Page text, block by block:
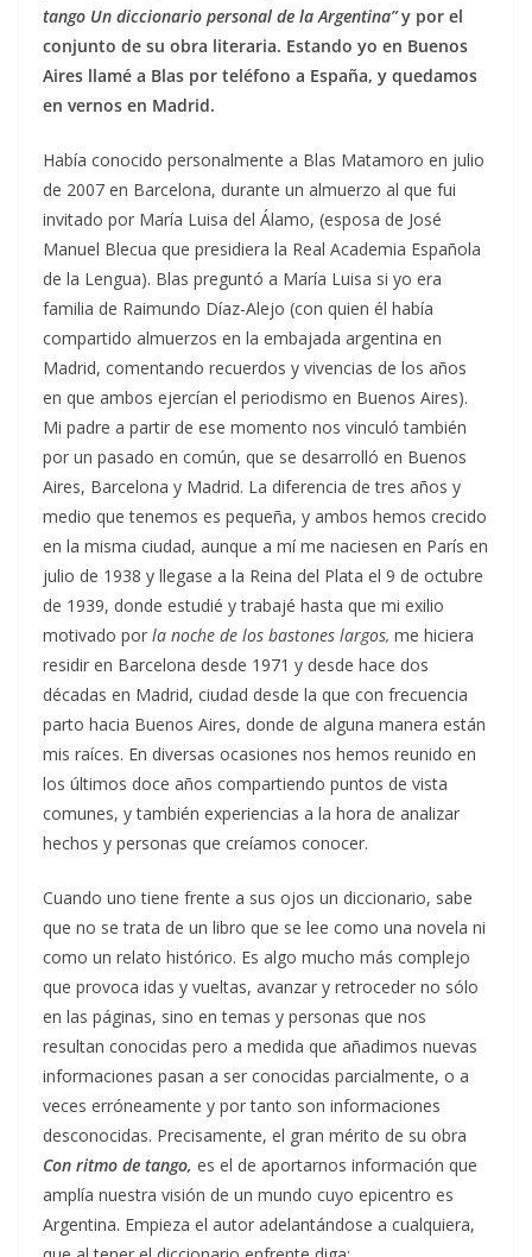
tango Un diccionario personal de la Argentina”y por el
conjunto de su obra literaria. Estando yo en Buenos
Aires llamé a Blas por teléfono a España, y quedamos
en vernos en Madrid.
Había conocido personalmente a Blas Matamoro en julio
de 2007 en Barcelona, durante un almuerzo al que fui
invitado por María Luisa del Álamo, (esposa de José
Manuel Blecua que presidiera la Real Academia Española
de la Lengua). Blas preguntó a María Luisa si yo era
familia de Raimundo Díaz-Alejo (con quien él había
compartido almuerzos en la embajada argentina en
Madrid, comentando recuerdos y vivencias de los años
en que ambos ejercían el periodismo en Buenos Aires).
Mi padre a partir de ese momento nos vinculó también
por un pasado en común, que se desarrolló en Buenos
Aires, Barcelona y Madrid. La diferencia de tres años y
medio que tenemos es pequeña, y ambos hemos crecido
en la misma ciudad, aunque a mí me naciesen en París en
julio de 1938 y llegase a la Reina del Plata el 9 de octubre
de 1939, donde estudié y trabajé hasta que mi exilio
motivado por la noche de los bastones largos, me hiciera
residir en Barcelona desde 1971 y desde hace dos
décadas en Madrid, ciudad desde la que con frecuencia
parto hacia Buenos Aires, donde de alguna manera están
mis raíces. En diversas ocasiones nos hemos reunido en
los últimos doce años compartiendo puntos de vista
comunes, y también experiencias a la hora de analizar
hechos y personas que creíamos conocer.
Cuando uno tiene frente a sus ojos un diccionario, sabe
que no se trata de un libro que se lee como una novela ni
como un relato histórico. Es algo mucho más complejo
que provoca idas y vueltas, avanzar y retroceder no sólo
en las páginas, sino en temas y personas que nos
resultan conocidas pero a medida que añadimos nuevas
informaciones pasan a ser conocidas parcialmente, o a
veces erróneamente y por tanto son informaciones
desconocidas. Precisamente, el gran mérito de su obra
Con ritmo de tango, es el de aportarnos información que
amplía nuestra visión de un mundo cuyo epicentro es
Argentina. Empieza el autor adelantándose a cualquiera,